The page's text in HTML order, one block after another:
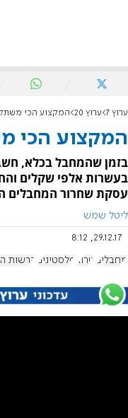
ערוץ 7 ערוץ 20 המקצוע הכי
המקצוע הכי
בזמן שהמחבל בכלא,
בעשרות אלפי שקלים
עסקת שחרור המחבלים
ליטל שמש
29.12.17, 8:12
מחבלים טרור פלסטינים הרשות